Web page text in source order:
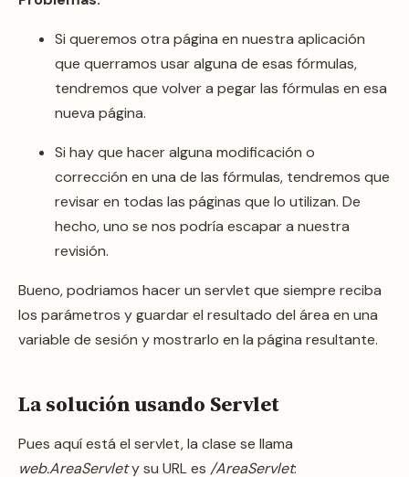
Si queremos otra página en nuestra aplicación
que querramos usar alguna de esas fórmulas,
tendremos que volver a pegar las fórmulas en esa
nueva página.
Si hay que hacer alguna modificación o
corrección en una de las fórmulas, tendremos que
revisar en todas las páginas que lo utilizan. De
hecho, uno se nos podría escapar a nuestra
revisión.
Bueno, podriamos hacer un servlet que siempre reciba
los parámetros y guardar el resultado del área en una
variable de sesión y mostrarlo en la página resultante.
La solución usando Servlet
Pues aquí está el servlet, la clase se llama
web.AreaServlety su URL es /AreaServlet: